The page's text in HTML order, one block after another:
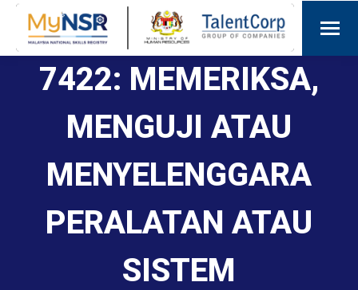
7422: MEMERIKSA,
MENGUJI ATAU
MENYELENGGARA
PERALATAN ATAU
SISTEM